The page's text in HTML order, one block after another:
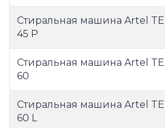
Стиральная машина Artel TE
45 P
Стиральная машина Artel TE
60
Стиральная машина Artel TE
60 L